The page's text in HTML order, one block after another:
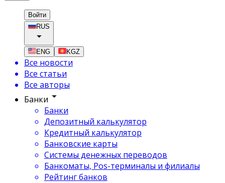
Войти
RUS
ENG KGZ
Все новости
Все статьи
Все авторы
Банки
Банки
Депозитный калькулятор
Кредитный калькулятор
Банковские карты
Системы денежных переводов
Банкоматы, Pos-терминалы и филиалы
Рейтинг банков